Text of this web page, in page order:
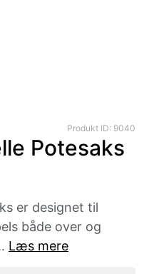
Produkt ID: 9040
Potesaks
er designet til
både over og
Læs mere